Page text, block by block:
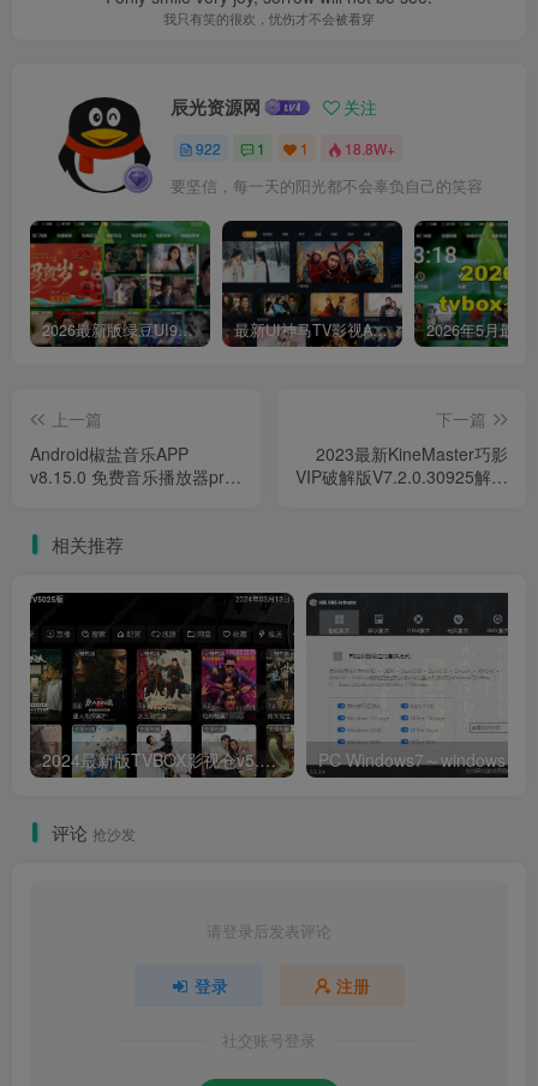
我只有笑的很欢，忧伤才不会被看穿
辰光资源网 关注
922 1 1 18.8W+
要坚信，每一天的阳光都不会辜负自己的笑容
2026最新版绿豆UI9双端影视APP源码 最新UI神马TV影视APP源码 乐檬影视苹果CMS后台 包含前后端源码
上一篇
Android椒盐音乐APP
v8.15.0 免费音乐播放器pro
下一篇
2023最新KineMaster巧影
VIP破解版V7.2.0.30925解锁
相关推荐
2024最新版TVBOX影视仓v5.0.25脱壳解密版 已去除弹窗提示及顶部提示 可内置tvbox仓库接口 内附三个修改版本
评论 抢沙发
请登录后发表评论
登录 注册
社交账号登录